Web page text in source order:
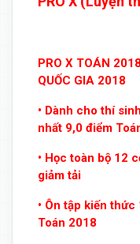
PRO X TOÁN
QUỐC GIA 2018
• Dành cho thí
nhất 9,0 điểm
• Học toàn bộ 12
giảm tải
• Ôn tập kiến
Toán 2018